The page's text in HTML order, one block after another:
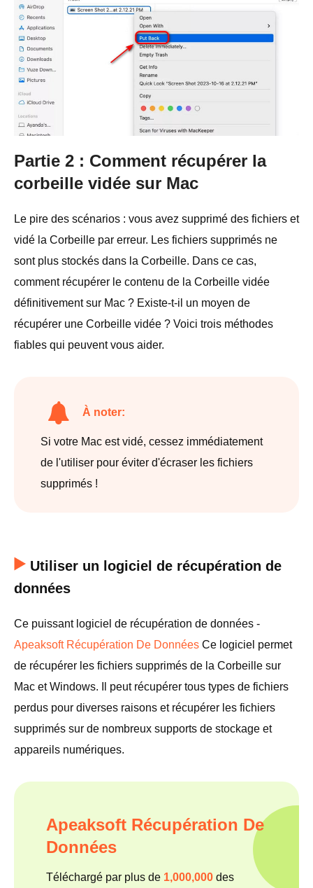
Partie 2 : Comment récupérer la
corbeille vidée sur Mac
Le pire des scénarios : vous avez supprimé des fichiers et
vidé la Corbeille par erreur. Les fichiers supprimés ne
sont plus stockés dans la Corbeille. Dans ce cas,
comment récupérer le contenu de la Corbeille vidée
définitivement sur Mac ? Existe-t-il un moyen de
récupérer une Corbeille vidée ? Voici trois méthodes
fiables qui peuvent vous aider.
À noter:
Si votre Mac est vidé, cessez immédiatement
de l'utiliser pour éviter d'écraser les fichiers
supprimés !
Utiliser un logiciel de récupération de
données
Ce puissant logiciel de récupération de données -
Apeaksoft Récupération De Données Ce logiciel permet
de récupérer les fichiers supprimés de la Corbeille sur
Mac et Windows. Il peut récupérer tous types de fichiers
perdus pour diverses raisons et récupérer les fichiers
supprimés sur de nombreux supports de stockage et
appareils numériques.
Apeaksoft Récupération De
Données
Téléchargé par plus de 1,000,000 des